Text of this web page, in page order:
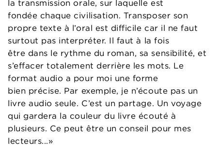
la transmission orale, sur laquelle est
fondée chaque civilisation. Transposer son
propre texte à l’oral est difficile car il ne faut
surtout pas interpréter. Il faut à la fois
être dans le rythme du roman, sa sensibilité, et
s’effacer totalement derrière les mots. Le
format audio a pour moi une forme
bien précise. Par exemple, je n’écoute pas un
livre audio seule. C’est un partage. Un voyage
qui gardera la couleur du livre écouté à
plusieurs. Ce peut être un conseil pour mes
lecteurs...»